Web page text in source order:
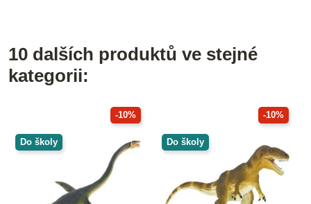
10 dalších produktů ve stejné
kategorii:
-10%
Do školy
-10%
Do školy